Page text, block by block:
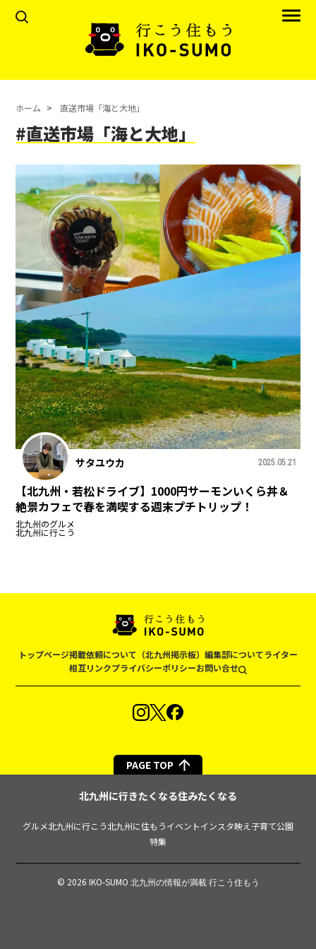
ホーム 直送市場「海と大地」
#直送市場「海と大地」
サタユウカ 2025.05.21
【北九州・若松ドライブ】1000円サーモンいくら丼＆
絶景カフェで春を満喫する週末プチトリップ！
北九州のグルメ
北九州に行こう
トップページ掲載依頼について（北九州掲示板） 編集部についてライター
相互リンクプライバシーポリシーお問い合せ
PAGE TOP
北九州に行きたくなる住みたくなる
グルメ北九州に行こう北九州に住もうイベントインスタ映え 子育て公園
特集
© 2026 IKO-SUMO 北九州の情報が満載 行こう住もう